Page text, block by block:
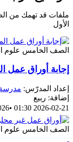
ملفات قد تهمك من
الأول
الصف الخامس علوم
إجابة أوراق عمل
إعداد المدرّس: مدرسة
إضافة: ربيع
2026-02-21 01:30
•
الصف الخامس علوم